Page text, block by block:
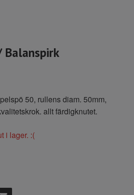
Balanspirk
50, rullens diam. 50mm,
allt färdigknutet.
i lager. :(